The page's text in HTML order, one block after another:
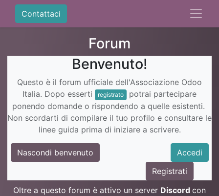
Contattaci
Forum
Benvenuto!
Questo è il forum ufficiale dell'Associazione Odoo
Italia. Dopo esserti
registrato
potrai partecipare
ponendo domande o rispondendo a quelle esistenti.
Non scordarti di compilare il tuo profilo e consultare le
linee guida prima di iniziare a scrivere.
Nascondi benvenuto
Accedi
Registrati
Oltre a questo forum è attivo un server Discord con